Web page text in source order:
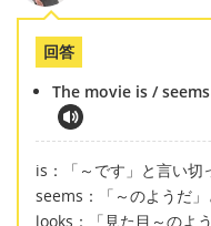
回答
The movie is /
is：「～です」と言い切
seems：「～のようだ」
looks：「見た目～のよ